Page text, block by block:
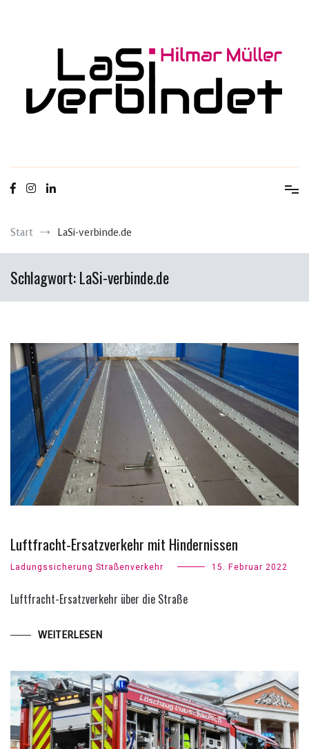
Start LaSi-verbinde.de
Schlagwort:LaSi-verbinde.de
Luftfracht-Ersatzverkehr mit Hindernissen
Ladungssicherung Straßenverkehr 15. Februar 2022
Luftfracht-Ersatzverkehr über die Straße
WEITERLESEN